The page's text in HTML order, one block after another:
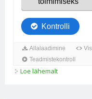
Loe lähemalt